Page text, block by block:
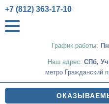
График работы:
+7 (812) 363-17-10
Наш адрес: СПб,
метро Гражданский